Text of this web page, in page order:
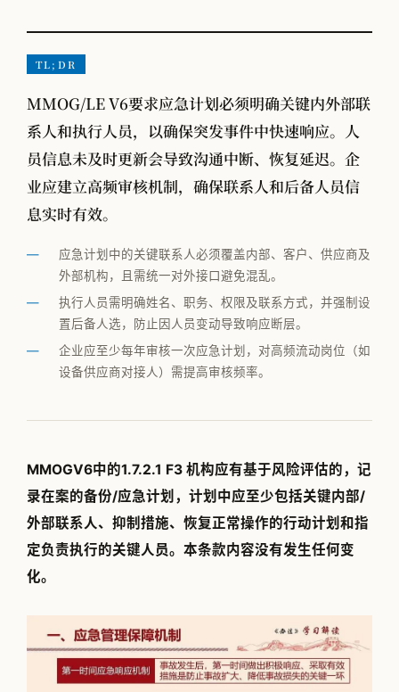
全部观点
供应链管理
MMOG/LE
学术发表
公司简介
加入我们
TL;DR
MMOG/LE V6要求应急计划必须明确关键内外部联
系人和执行人员，以确保突发事件中快速响应。人
员信息未及时更新会导致沟通中断、恢复延迟。企
业应建立高频审核机制，确保联系人和后备人员信
息实时有效。
应急计划中的关键联系人必须覆盖内部、客户、供应商及
外部机构，且需统一对外接口避免混乱。
执行人员需明确姓名、职务、权限及联系方式，并强制设
置后备人选，防止因人员变动导致响应断层。
企业应至少每年审核一次应急计划，对高频流动岗位（如
设备供应商对接人）需提高审核频率。
MMOGV6中的1.7.2.1 F3 机构应有基于风险评估的，记
录在案的备份/应急计划，计划中应至少包括关键内部/
外部联系人、抑制措施、恢复正常操作的行动计划和指
定负责执行的关键人员。本条款内容没有发生任何变
化。